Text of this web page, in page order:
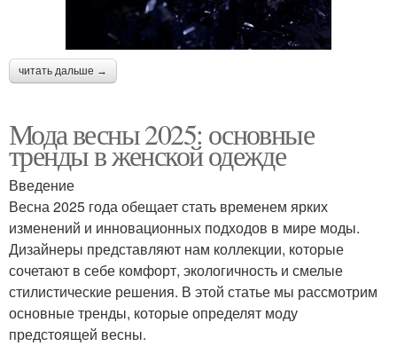
читать дальше →
Мода весны 2025: основные
тренды в женской одежде
Введение
Весна 2025 года обещает стать временем ярких
изменений и инновационных подходов в мире моды.
Дизайнеры представляют нам коллекции, которые
сочетают в себе комфорт, экологичность и смелые
стилистические решения. В этой статье мы рассмотрим
основные тренды, которые определят моду
предстоящей весны.